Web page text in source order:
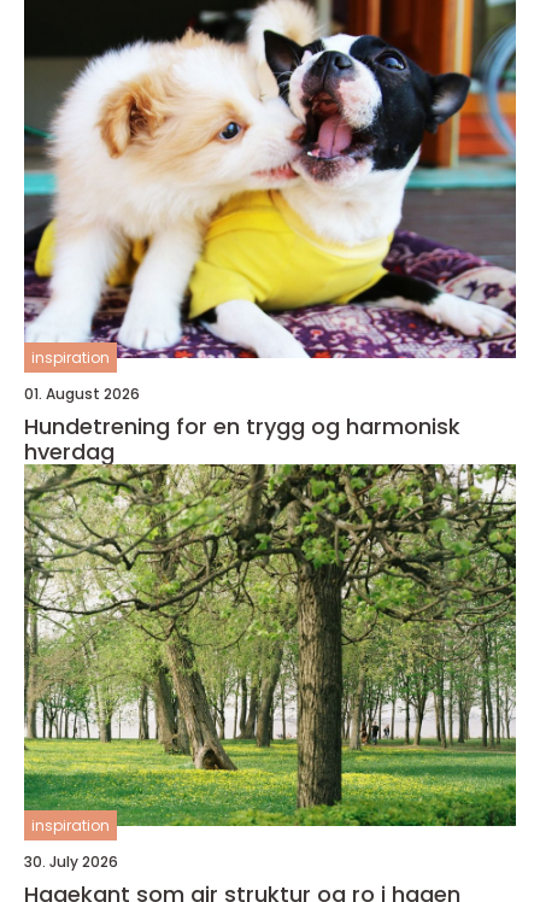
inspiration
01. August 2026
Hundetrening for en trygg og harmonisk
hverdag
inspiration
30. July 2026
Hagekant som gir struktur og ro i hagen